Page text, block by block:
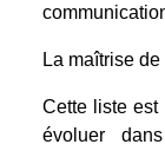
La maîtrise
Cette liste est
évoluer